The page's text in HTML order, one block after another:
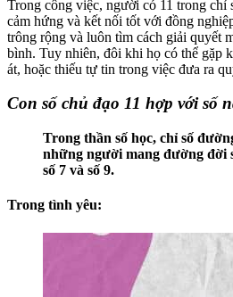
Trong công việc, người có 11 trong chỉ
cảm hứng và kết nối tốt với đồng
trông rộng và luôn tìm cách giải quyết
bình. Tuy nhiên, đôi khi họ có thể gặp
át, hoặc thiếu tự tin trong việc đưa ra
Con số chủ đạo 11 hợp với số
Trong thần số học, chỉ số
những người mang đường đời
số 7 và số 9.
Trong tình yêu: